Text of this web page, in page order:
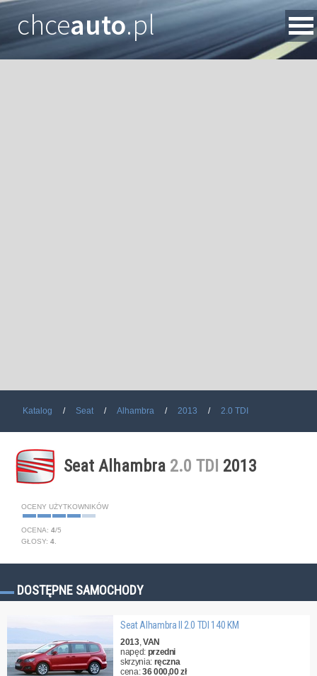
chceauto.pl
Katalog Seat Alhambra 2013 2.0 TDI
Seat Alhambra 2.0 TDI 2013
OCENY UŻYTKOWNIKÓW
OCENA: 4/5
GŁOSY: 4
DOSTĘPNE SAMOCHODY
Seat Alhambra II 2.0 TDI 140 KM
2013,VAN
napęd: przedni
skrzynia: ręczna
cena:36 000,00 zł